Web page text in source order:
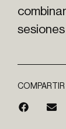
COMPARTIR